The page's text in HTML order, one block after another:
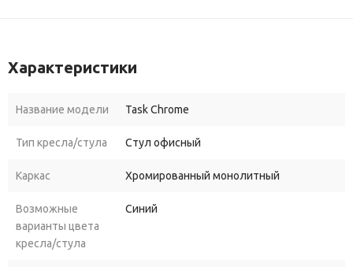
Характеристики
Название модели Task Chrome
Тип кресла/стула Стул офисный
Каркас Хромированный монолитный
Возможные
варианты цвета
кресла/стула
Синий